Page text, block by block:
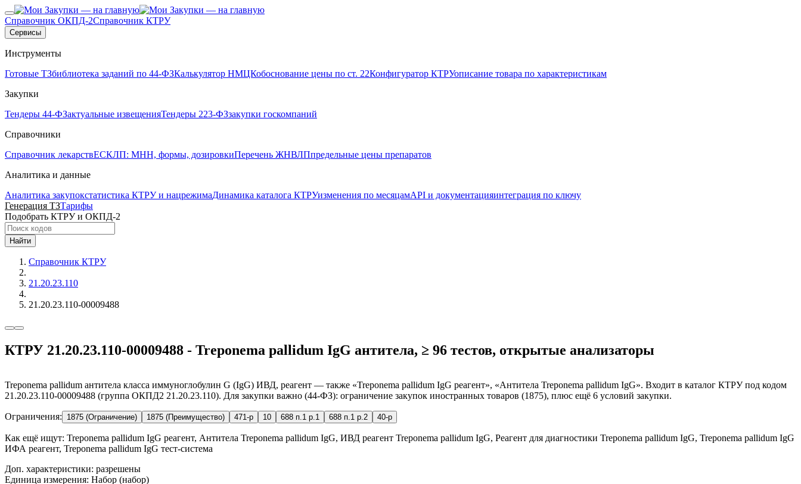
Справочник ОКПД-2Справочник КТРУ
Сервисы
Инструменты
Готовые ТЗбиблиотека заданий по 44-ФЗКалькулятор НМЦКобоснование цены по ст. 22Конфигуратор КТРУописание товара по характеристикам
Закупки
Тендеры 44-ФЗактуальные извещенияТендеры 223-ФЗзакупки госкомпаний
Справочники
Справочник лекарствЕСКЛП: МНН, формы, дозировкиПеречень ЖНВЛПпредельные цены препаратов
Аналитика и данные
Аналитика закупокстатистика КТРУ и нацрежимаДинамика каталога КТРУизменения по месяцамAPI и документацияинтеграция по ключу
Генерация ТЗТарифы
Подобрать КТРУ и ОКПД-2
Найти
Справочник КТРУ
21.20.23.110
21.20.23.110-00009488
КТРУ 21.20.23.110-00009488 - Treponema pallidum IgG антитела, ≥ 96 тестов, открытые анализаторы
Treponema pallidum антитела класса иммуноглобулин G (IgG) ИВД, реагент — также «Treponema pallidum IgG реагент», «Антитела Treponema pallidum IgG». Входит в каталог КТРУ под кодом
21.20.23.110-00009488 (группа ОКПД2 21.20.23.110). Для закупки важно (44-ФЗ): ограничение закупок иностранных товаров (1875), плюс ещё 6 условий закупки.
Ограничения: 1875 (Ограничение) 1875 (Преимущество) 471-р 10 688 п.1 р.1 688 п.1 р.2 40-р
Как ещё ищут: Treponema pallidum IgG реагент, Антитела Treponema pallidum IgG, ИВД реагент Treponema pallidum IgG, Реагент для диагностики Treponema pallidum IgG, Treponema pallidum IgG
ИФА реагент, Treponema pallidum IgG тест-система
Доп. характеристики: разрешены
Единица измерения: Набор (набор)